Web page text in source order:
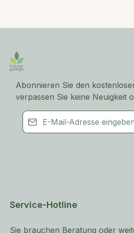
Abonnieren Sie den
verpassen Sie keine Neuigkeit
E-Mail-Adresse*
Service-Hotline
Sie brauchen Beratung oder